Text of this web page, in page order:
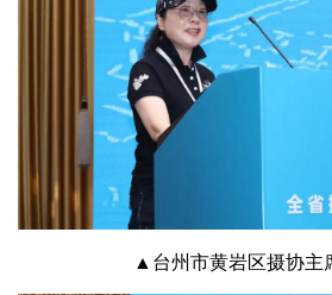
▲台州市黄岩区摄协主